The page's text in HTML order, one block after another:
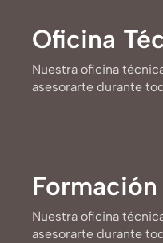
Oficina
Nuestra oficina
asesorarte durante
Formación
Nuestra oficina
asesorarte durante